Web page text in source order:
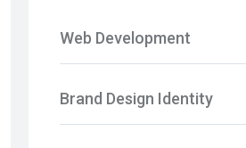
Web Development
Brand Design Identity